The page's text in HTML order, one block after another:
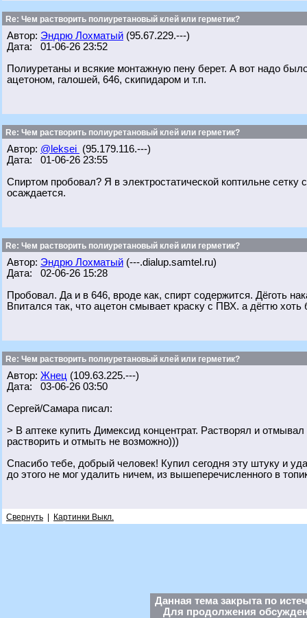
Re: Чем растворить полиуретановый клей или герметик?
Автор: Эндрю Лохматый (95.67.229.---)
Дата: 01-06-26 23:52
Полиуретаны и всякие монтажную пену берет. А вот надо
ацетоном, галошей, 646, скипидаром и т.п.
Re: Чем растворить полиуретановый клей или герметик?
Автор: @leksei (95.179.116.---)
Дата: 01-06-26 23:55
Спиртом пробовал? Я в электростатической коптильне
осаждается.
Re: Чем растворить полиуретановый клей или герметик?
Автор: Эндрю Лохматый (---.dialup.samtel.ru)
Дата: 02-06-26 15:28
Пробовал. Да и в 646, вроде как, спирт содержится. Дёготь
Впитался так, что ацетон смывает краску с ПВХ. а дёгтю
Re: Чем растворить полиуретановый клей или герметик?
Автор: Жнец (109.63.225.---)
Дата: 03-06-26 03:50
Сергей/Самара писал:
> В аптеке купить Димексид концентрат. Растворял и отмывал
растворить и отмыть не возможно)))
Спасибо тебе, добрый человек! Купил сегодня эту штуку и
до этого не мог удалить ничем, из вышеперечисленного в
Свернуть Картинки Выкл.
Данная тема закрыта по
Для продолжения